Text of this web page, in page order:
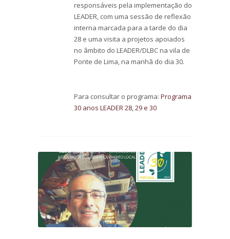
responsáveis pela implementação do
LEADER, com uma sessão de reflexão
interna marcada para a tarde do dia
28 e uma visita a projetos apoiados
no âmbito do LEADER/DLBC na vila de
Ponte de Lima, na manhã do dia 30.
Para consultar o programa: Programa
30 anos LEADER 28, 29 e 30